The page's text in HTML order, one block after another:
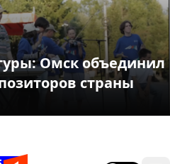
Омск объединил
страны